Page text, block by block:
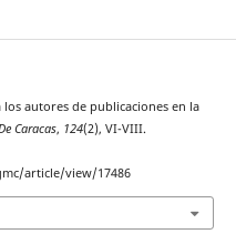
los autores de publicaciones en la
Caracas, 124(2), VI-VIII.
article/view/17486